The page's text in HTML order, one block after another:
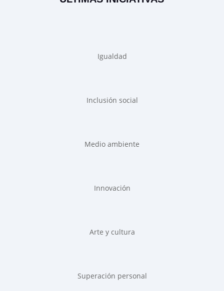
Igualdad
Inclusión social
Medio ambiente
Innovación
Arte y cultura
Superación personal